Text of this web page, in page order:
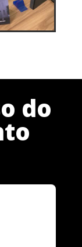
do